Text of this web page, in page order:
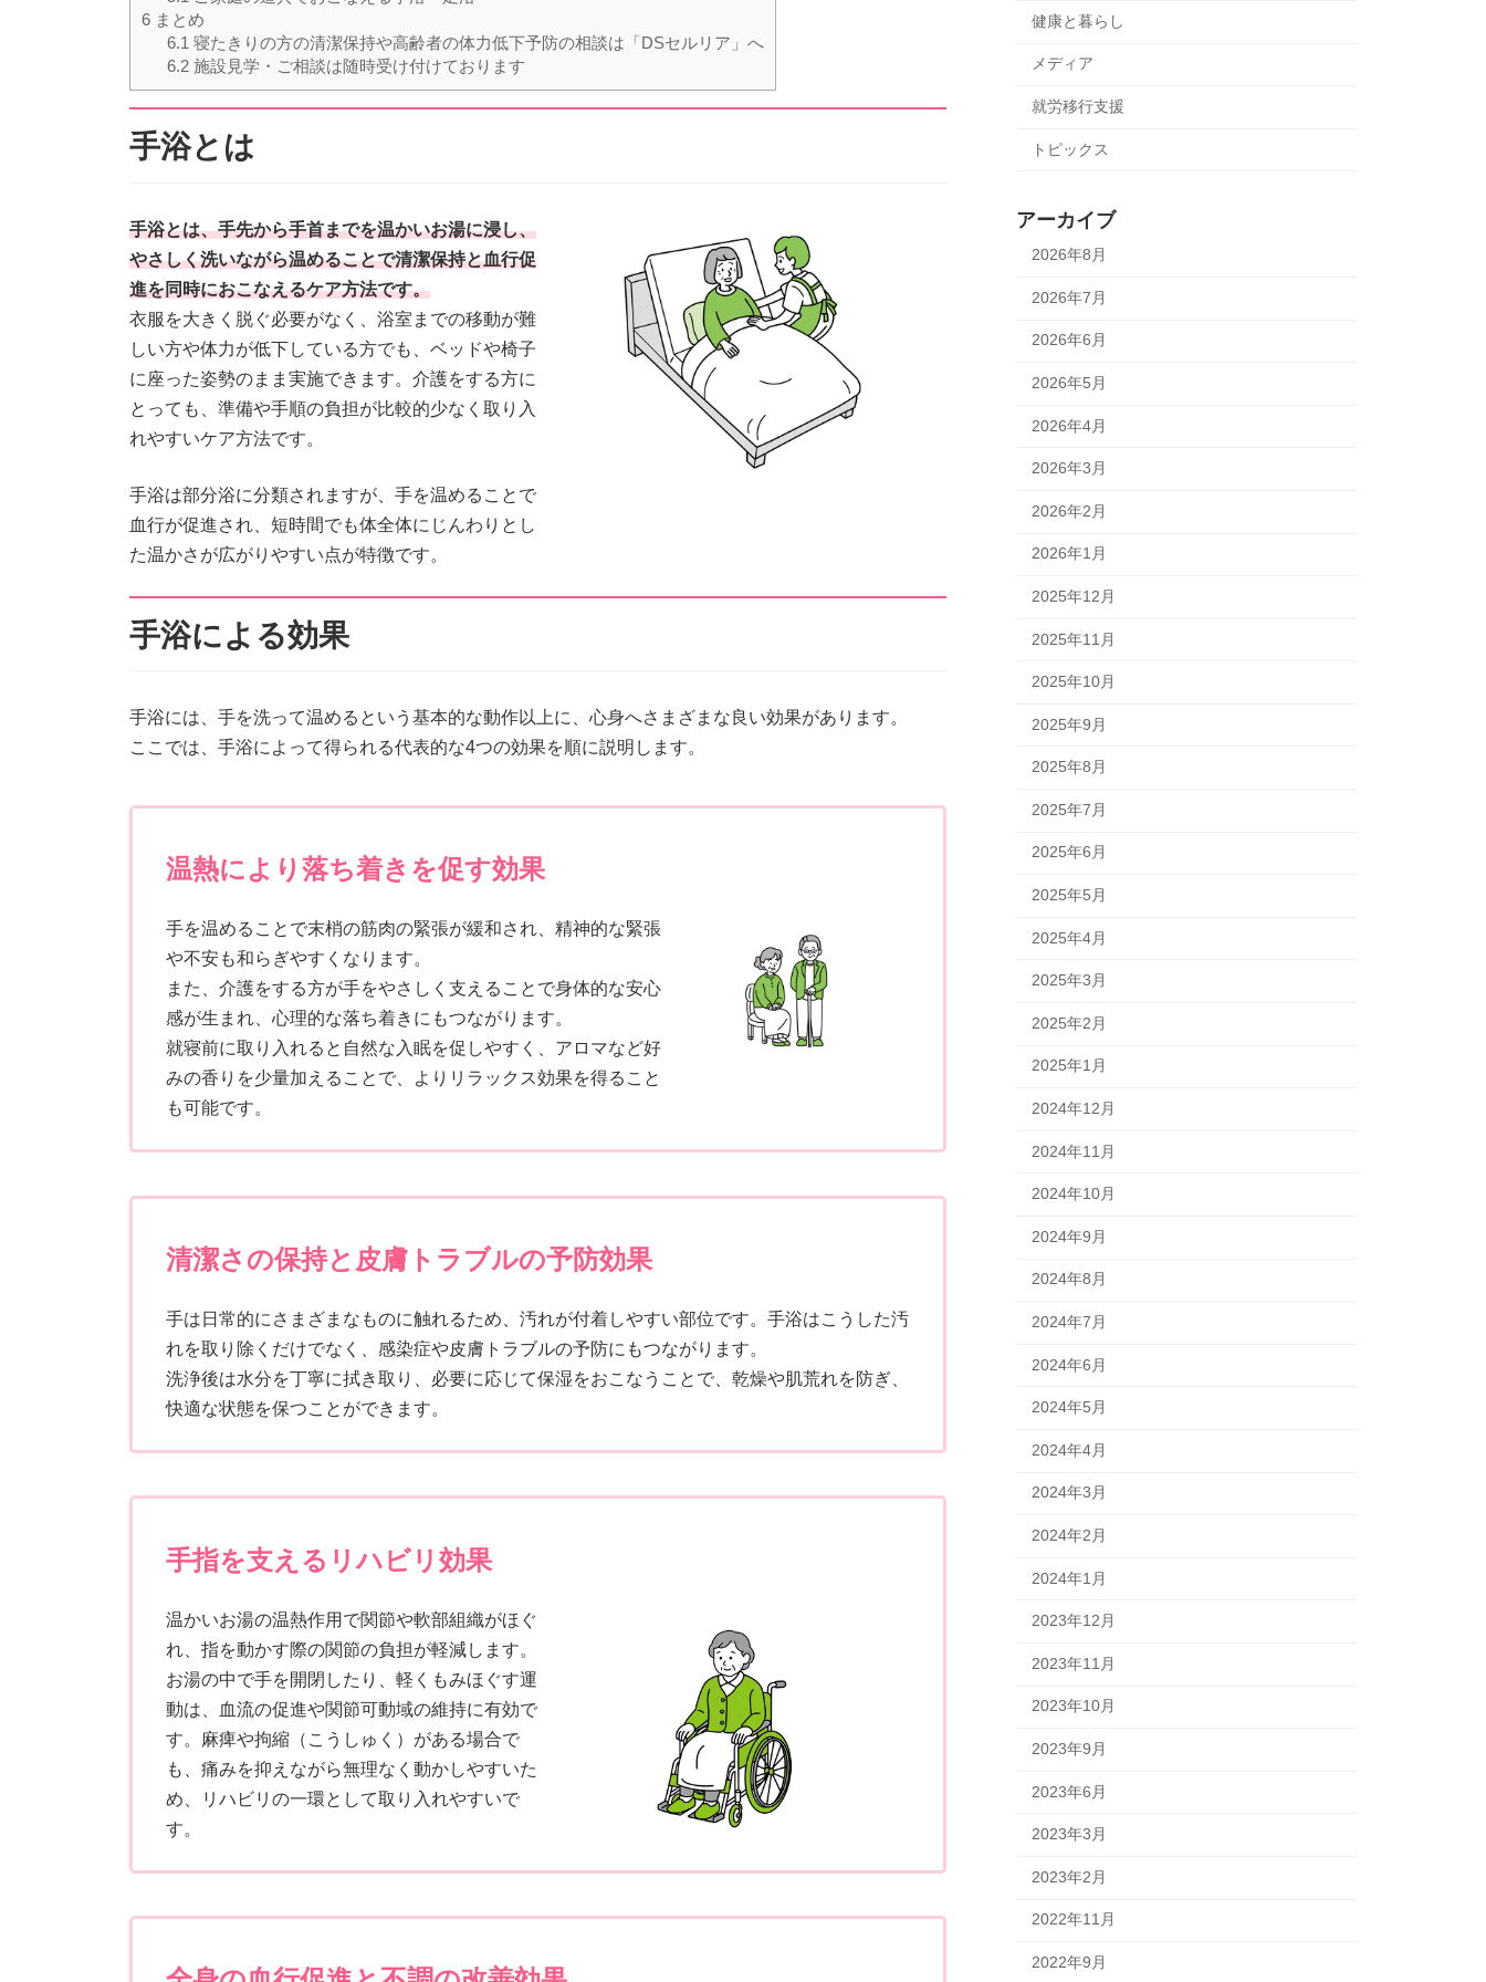
6 まとめ
6.1 寝たきりの方の清潔保持や高齢者の体力低下予防の相談は「DSセルリア」へ
6.2施設見学・ご相談は随時受け付けております
手浴とは
手浴とは、手先から手首までを温かいお湯に浸し、
やさしく洗いながら温めることで清潔保持と血行促
進を同時におこなえるケア方法です。
衣服を大きく脱ぐ必要がなく、浴室までの移動が難
しい方や体力が低下している方でも、ベッドや椅子
に座った姿勢のまま実施できます。介護をする方に
とっても、準備や手順の負担が比較的少なく取り入
れやすいケア方法です。
手浴は部分浴に分類されますが、手を温めることで
血行が促進され、短時間でも体全体にじんわりとし
た温かさが広がりやすい点が特徴です。
手浴による効果
手浴には、手を洗って温めるという基本的な動作以上に、心身へさまざまな良い効果があります。
ここでは、手浴によって得られる代表的な4つの効果を順に説明します。
温熱により落ち着きを促す効果
手を温めることで末梢の筋肉の緊張が緩和され、精神的な緊張
や不安も和らぎやすくなります。
また、介護をする方が手をやさしく支えることで身体的な安心
感が生まれ、心理的な落ち着きにもつながります。
就寝前に取り入れると自然な入眠を促しやすく、アロマなど好
みの香りを少量加えることで、よりリラックス効果を得ること
も可能です。
清潔さの保持と皮膚トラブルの予防効果
手は日常的にさまざまなものに触れるため、汚れが付着しやすい部位です。手浴はこうした汚
れを取り除くだけでなく、感染症や皮膚トラブルの予防にもつながります。
洗浄後は水分を丁寧に拭き取り、必要に応じて保湿をおこなうことで、乾燥や肌荒れを防ぎ、
快適な状態を保つことができます。
手指を支えるリハビリ効果
温かいお湯の温熱作用で関節や軟部組織がほぐ
れ、指を動かす際の関節の負担が軽減します。
お湯の中で手を開閉したり、軽くもみほぐす運
動は、血流の促進や関節可動域の維持に有効で
す。麻痺や拘縮（こうしゅく）がある場合で
も、痛みを抑えながら無理なく動かしやすいた
め、リハビリの一環として取り入れやすいで
す。
健康と暮らし
メディア
就労移行支援
トピックス
アーカイブ
2026年8月
2026年7月
2026年6月
2026年5月
2026年4月
2026年3月
2026年2月
2026年1月
2025年12月
2025年11月
2025年10月
2025年9月
2025年8月
2025年7月
2025年6月
2025年5月
2025年4月
2025年3月
2025年2月
2025年1月
2024年12月
2024年11月
2024年10月
2024年9月
2024年8月
2024年7月
2024年6月
2024年5月
2024年4月
2024年3月
2024年2月
2024年1月
2023年12月
2023年11月
2023年10月
2023年9月
2023年6月
2023年3月
2023年2月
2022年11月
2022年9月